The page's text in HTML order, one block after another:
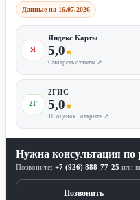
Данные на 16.07.2026
Я
Яндекс Карты
5,0★
Смотреть отзывы ↗
2Г
2ГИС
5,0★
16 оценок · открыть ↗
Нужна консультация по
Позвоните: +7 (926) 888-77-25 или
Позвонить